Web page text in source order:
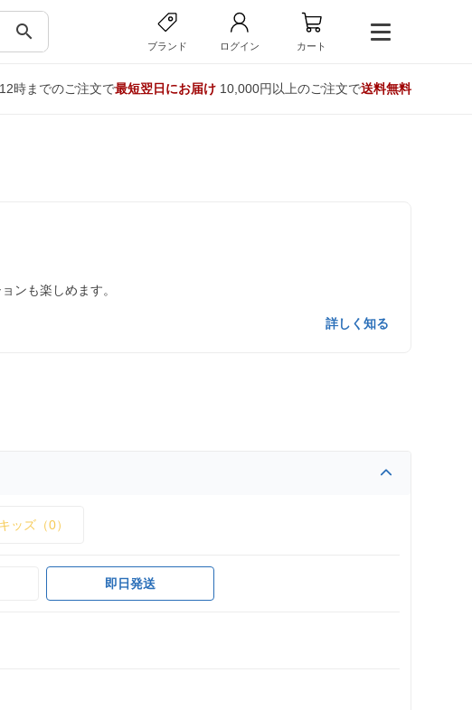
search
ブランド ログイン カート
12時までのご注文で最短翌日にお届け10,000円以上のご注文で送料無料
ンも楽しめます。
詳しく知る
キッズ（0）
即日発送